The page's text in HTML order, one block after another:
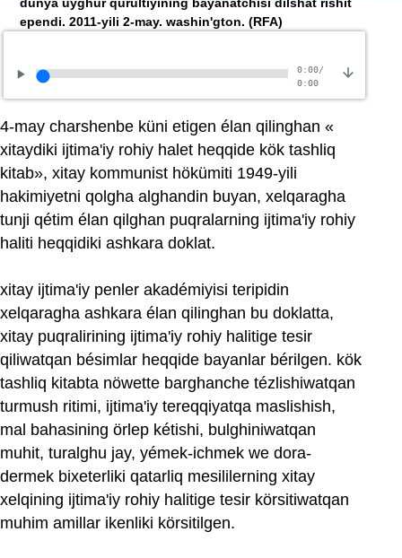
ependi. 2011-yili 2-may. washin'gton.(RFA)
0:00/
0:00
4-may charshenbe küni etigen élan qilinghan «
xitaydiki ijtima'iy rohiy halet heqqide kök tashliq
kitab», xitay kommunist hökümiti 1949-yili
hakimiyetni qolgha alghandin buyan, xelqaragha
tunji qétim élan qilghan puqralarning ijtima'iy rohiy
haliti heqqidiki ashkara doklat.
xitay ijtima'iy penler akadémiyisi teripidin
xelqaragha ashkara élan qilinghan bu doklatta,
xitay puqralirining ijtima'iy rohiy halitige tesir
qiliwatqan bésimlar heqqide bayanlar bérilgen. kök
tashliq kitabta nöwette barghanche tézlishiwatqan
turmush ritimi, ijtima'iy tereqqiyatqa maslishish,
mal bahasining örlep kétishi, bulghiniwatqan
muhit, turalghu jay, yémek-ichmek we dora-
dermek bixeterliki qatarliq mesililerning xitay
xelqining ijtima'iy rohiy halitige tesir körsitiwatqan
muhim amillar ikenliki körsitilgen.